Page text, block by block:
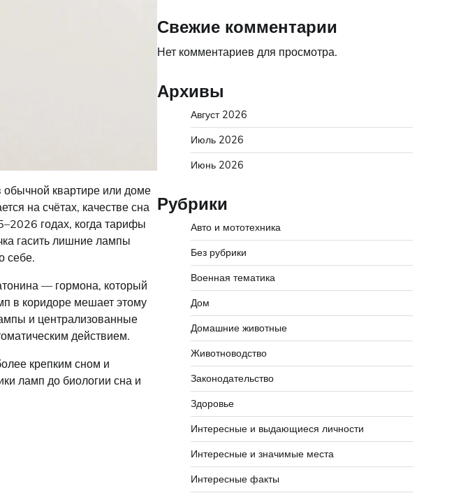
квартире или доме
на счётах, качестве сна
годах, когда тарифы
гасить лишние лампы
себе.
— гормона, который
в коридоре мешает этому
и централизованные
действием.
крепким сном и
ламп до биологии сна и
Свежие комментарии
Нет комментариев для просмотра.
Архивы
Август 2026
Июль 2026
Июнь 2026
Рубрики
Авто и мототехника
Без рубрики
Военная тематика
Дом
Домашние животные
Животноводство
Законодательство
Здоровье
Интересные и выдающиеся личности
Интересные и значимые места
Интересные факты